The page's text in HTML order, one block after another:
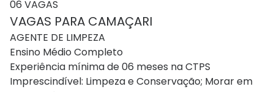
06 VAGAS
VAGAS PARA CAMAÇARI
AGENTE DE LIMPEZA
Ensino Médio Completo
Experiência mínima de 06 meses na CTPS
Imprescindível: Limpeza e Conservação; Morar em